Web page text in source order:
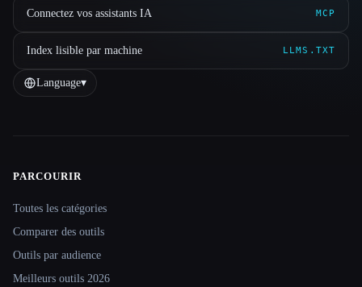
Connectez vos assistants IA MCP
Index lisible par machine LLMS.TXT
Language▾
Site navigation
PARCOURIR
Toutes les catégories
Comparer des outils
Outils par audience
Meilleurs outils 2026